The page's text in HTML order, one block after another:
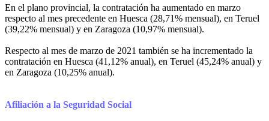
En el plano provincial, la contratación ha aumentado en marzo
respecto al mes precedente en Huesca (28,71% mensual), en Teruel
(39,22% mensual) y en Zaragoza (10,97% mensual).
Respecto al mes de marzo de 2021 también se ha incrementado la
contratación en Huesca (41,12% anual), en Teruel (45,24% anual) y
en Zaragoza (10,25% anual).
Afiliación a la Seguridad Social